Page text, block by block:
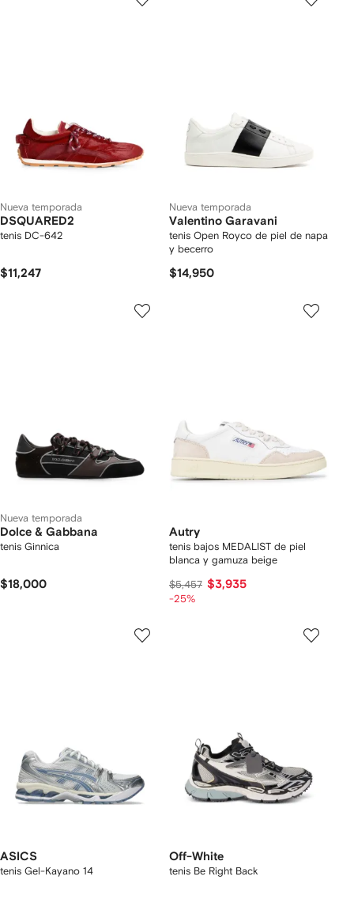
Nueva temporada
DSQUARED2
tenis DC-642
$11,247
Nueva temporada
Valentino Garavani
tenis Open Royco de piel de napa
y becerro
$14,950
Nueva temporada
Dolce & Gabbana
tenis Ginnica
$18,000
Autry
tenis bajos MEDALIST de piel
blanca y gamuza beige
$5,457 $3,935
-25%
ASICS
tenis Gel-Kayano 14
Off-White
tenis Be Right Back